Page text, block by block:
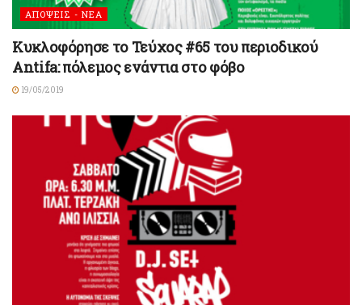
ΑΠΟΨΕΙΣ - ΝΕΑ
Κυκλοφόρησε το Τεύχος #65 του περιοδικού
Antifa: πόλεμος ενάντια στο φόβο
19/05/2019